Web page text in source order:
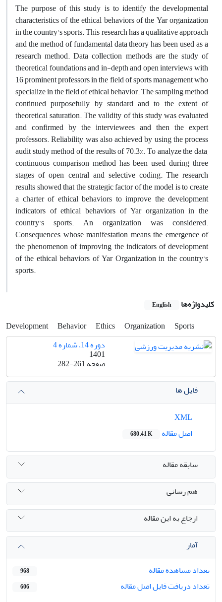
The purpose of this study is to identify the developmental
characteristics of the ethical behaviors of the Yar organization
in the country's sports. This research has a qualitative approach
and the method of fundamental data theory has been used as a
research method. Data collection methods are the study of
theoretical foundations and in-depth and open interviews with
16 prominent professors in the field of sports management who
specialize in the field of ethical behavior. The sampling method
continued purposefully by standard and to the extent of
theoretical saturation. The validity of this study was evaluated
and confirmed by the interviewees and then the expert
professors. Reliability was also achieved by using the process
audit study method of the results of 70.3%. To analyze the data,
continuous comparison method has been used during three
stages of open, central and selective coding. The research
results showed that the strategic factor of the model is to create
a charter of ethical behaviors to improve the development
indicators of ethical behaviors of Yar organization in the
country's sports. An organization was considered.
Consequences whose manifestation means the emergence of
the phenomenon of improving the indicators of development
of the ethical behaviors of Yar Organization in the country's
sports.
کلیدواژه‌ها English
Development Behavior Ethics Organization
Sports
دوره 14، شماره 4
1401
صفحه282-261
فایل ها
اصل مقاله
680.41 K
سابقه مقاله
هم رسانی
ارجاع به این مقاله
آمار
تعداد مشاهده مقاله
968
تعداد دریافت فایل اصل مقاله 606